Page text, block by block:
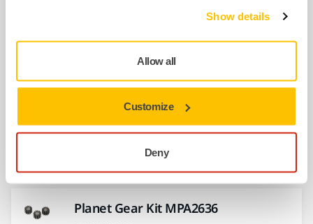
Show details
Allow all
Customize
Deny
Kit Silenciador MPA0797 12000 rpm
8993017311
Kit Llave y Aspas Rotor MPA0801
Planet Gear Kit MPA2636